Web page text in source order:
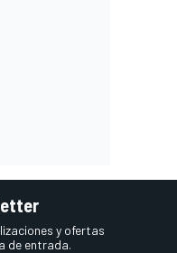
y ofertas
de entrada.